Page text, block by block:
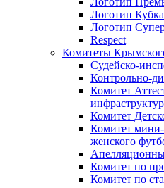
Логотип
Логотип
Respect
Комитеты
Судейско-
Контрольно-
Комитет
Комитет
Комитет
женского
Комитет по
Комитет по